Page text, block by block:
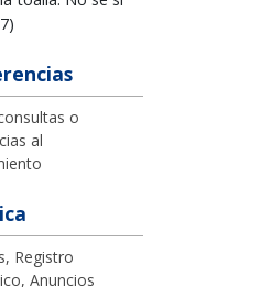
o
al
Registro
Anuncios